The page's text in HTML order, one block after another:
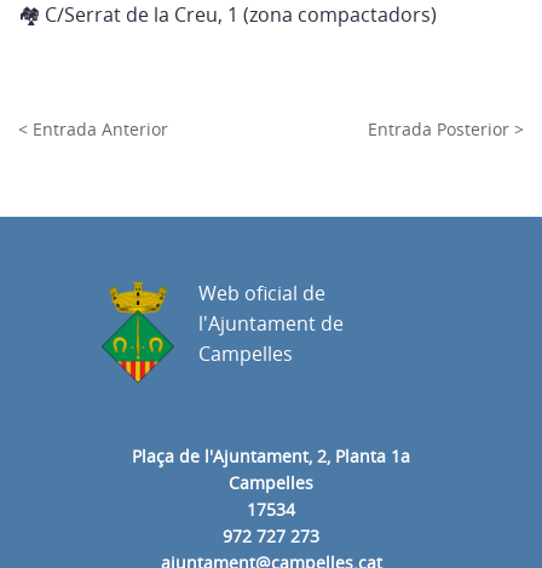
🏘 C/Serrat de la Creu, 1 (zona compactadors)
< Entrada Anterior Entrada Posterior >
Plaça de l'Ajuntament, 2, Planta 1a
Campelles
17534
972 727 273
ajuntament@campelles.cat
Web oficial de
l'Ajuntament de
Campelles